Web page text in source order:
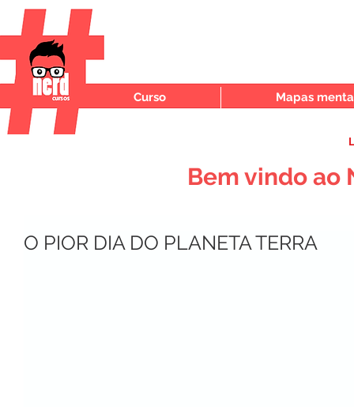
Curso Mapas
Bem vindo ao
O PIOR DIA DO PLANETA TERRA